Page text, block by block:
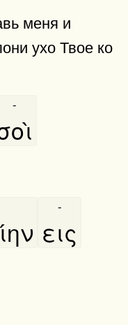
меня и
ухо Твое ко
-
εις
-